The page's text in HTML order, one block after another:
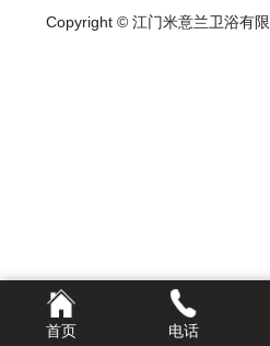
Copyright © 江门米意兰卫浴有
首页 电话